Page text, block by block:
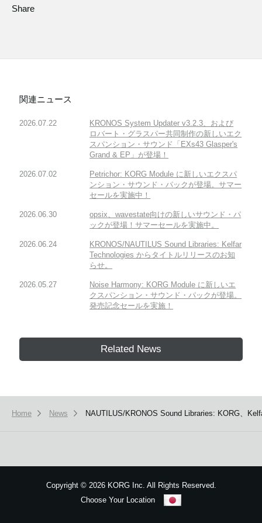
Share
関連ニュース
2026.07.22
KRONOS System Updater v3.2.3、および
ロバート・グラスパー共同制作の新しいエク
スパンション・サウンド「EXs43 Glasper's
Grand & EP」が登場！
2026.07.02
Petrichor: KORG Module に新しいエクスパ
ンション・サウンド・パックが登場。サマー
セールを実施中！
2026.06.30
opsix、wavestate向けの新しいサウンド・パ
ックが登場！サマーセールを実施中。
2026.06.24
KRONOS/NAUTILUS Sound Libraries: Kelfar
Technologies からタイトルリリースのお知
らせ。
2026.05.27
Noise Harmony: KORG Module に新しいエ
クスパンション・サウンド・パックが登場。
発売記念セールを実施！
Related News
Home News NAUTILUS/KRONOS Sound Libraries: KORG、
Copyright ©2026 KORG Inc. All Rights Reserved.
Choose Your Location